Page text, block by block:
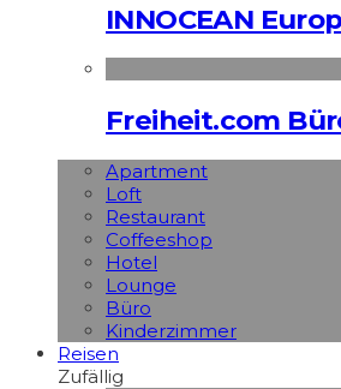
INNOCEAN
Freiheit.com
Apart­ment
Loft
Restaurant
Coffeeshop
Hotel
Lounge
Büro
Kinderzimmer
Reisen
Zufällig